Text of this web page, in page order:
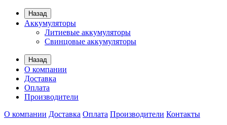
Назад
Аккумуляторы
Литиевые аккумуляторы
Свинцовые аккумуляторы
Назад
О компании
Доставка
Оплата
Производители
О компании Доставка Оплата Производители Контакты